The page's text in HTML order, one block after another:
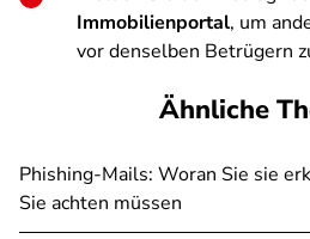
Immobilienportal, um
vor denselben Betrügern
Ähnliche
Phishing-Mails: Woran Sie sie
Sie achten müssen